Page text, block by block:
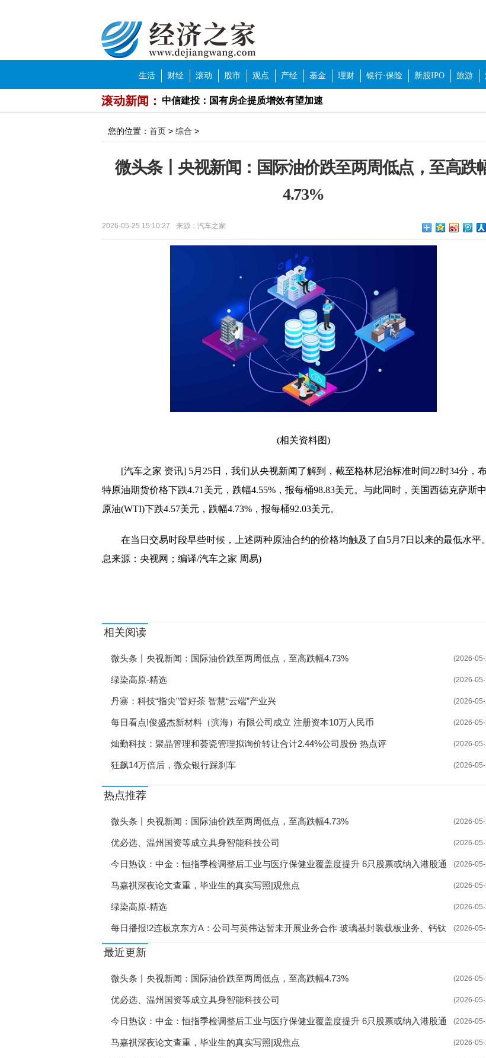
生活 财经 滚动 股市 观点 产经 基金 理财 银行·保险 新股IPO 旅游
滚动新闻： 中信建投：国有房企提质增效有望加速
中泰证券：头部房企竞争格局优化
2023年濮阳市濮上家肴“年货美食节”开幕
济南市中区就业形势持续保持稳定 举办线上线下招聘180场
近期猪肉价格出现明显上涨 北京对猪肉市场价格进行调控
婚俗改革试验区成效明显 涌现一些创新做法
肉鸡企业收入回暖 各地龙头企业有扩产计划
种植牙指导价落地 市场有望形成规模效应
药品网络销售监管新规今年施行 处方药实行实名制
当临期店不再“临期” 尾货竞争空间正在收缩
新冠疫苗市场上演“升级战” 研发竞速赛火热
三季度生猪价格或有回落 养殖端扭亏为盈
真实生物上市遭质疑 国产新冠口服药研发难度加大
北戴河新区举办多场招聘会 为高校毕业生提供服务
本月底海南将举行3场线下招聘会 累计提供岗位1064个
福建启动“民企稳岗促就业”专项行动 加快惠企政策兑现
引人才稳就业 西安打造“青年人才就业创业蓄水池”
陕西铜川市开展大型公益网络招聘行动 以优质服务助推稳就业
陕西省供销事业高质量发展 解决企业问题寻求破局之道
陕西自然资源厅开展安全宣传咨询日活动 接受群众咨询178人
陕西林业局研究部署高质量推进项目建设 提高资金使用效率
直播带岗让工作触“屏”可及 沈阳促进招聘活动取得实效
宁波助力产业工人成长成才 探索整合各类公共服务资源
郑州暖心举措吸引高校毕业生就业 推动创新平台人才引进
浙江“学生就业数据监测平台”上线 推进教育数字化战略行动
贵阳观山湖区直播带岗促就业 着力创新服务模式
您的位置： 首页 > 综合 >
微头条丨央视新闻：国际油价跌至两周低点，至高跌
4.73%
2026-05-25 15:10:27 来源：汽车之家
(相关资料图)
[汽车之家 资讯] 5月25日，我们从央视新闻了解到，截至格林尼治标准时间22时34分，
特原油期货价格下跌4.71美元，跌幅4.55%，报每桶98.83美元。与此同时，美国西德克萨斯
原油(WTI)下跌4.57美元，跌幅4.73%，报每桶92.03美元。
在当日交易时段早些时候，上述两种原油合约的价格均触及了自5月7日以来的最低水平
息来源：央视网；编译/汽车之家 周易)
相关阅读
(2026-
微头条丨央视新闻：国际油价跌至两周低点，至高跌幅4.73%
(2026-
绿染高原-精选
(2026-
丹寨：科技“指尖”管好茶 智慧“云端”产业兴
(2026-
每日看点!俊盛杰新材料（滨海）有限公司成立 注册资本10万人民币
(2026-
灿勤科技：聚晶管理和荟瓷管理拟询价转让合计2.44%公司股份 热点评
(2026-
狂飙14万倍后，微众银行踩刹车
热点推荐
(2026-
微头条丨央视新闻：国际油价跌至两周低点，至高跌幅4.73%
(2026-
优必选、温州国资等成立具身智能科技公司
(2026-
今日热议：中金：恒指季检调整后工业与医疗保健业覆盖度提升 6只股票或纳入港股通
(2026-
马嘉祺深夜论文查重，毕业生的真实写照|观焦点
(2026-
绿染高原-精选
(2026-
每日播报!2连板京东方A：公司与英伟达暂未开展业务合作 玻璃基封装载板业务、钙钛
矿业务、光互连业务市场前景具有重大不确定性
最近更新
(2026-
微头条丨央视新闻：国际油价跌至两周低点，至高跌幅4.73%
(2026-
优必选、温州国资等成立具身智能科技公司
(2026-
今日热议：中金：恒指季检调整后工业与医疗保健业覆盖度提升 6只股票或纳入港股通
(2026-
马嘉祺深夜论文查重，毕业生的真实写照|观焦点